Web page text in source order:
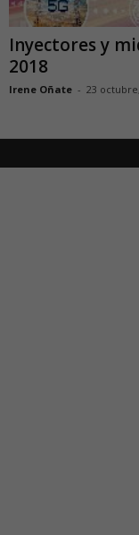
Inyectores y
2018
Irene Oñate - 23